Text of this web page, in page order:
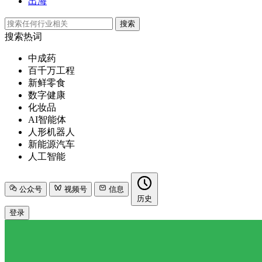
搜索
搜索热词
中成药
百千万工程
新鲜零食
数字健康
化妆品
AI智能体
人形机器人
新能源汽车
人工智能
公众号 视频号
信息
历史
登录